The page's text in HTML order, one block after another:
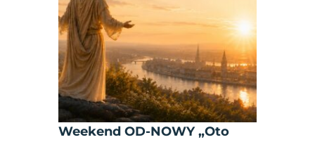
Weekend OD-NOWY „Oto